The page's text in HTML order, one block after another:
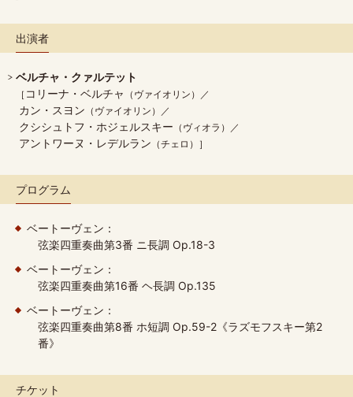
出演者
ベルチャ・クァルテット
コリーナ・ベルチャ （ヴァイオリン）
カン・スヨン （ヴァイオリン）
クシシュトフ・ホジェルスキー （ヴィオラ）
アントワーヌ・レデルラン （チェロ）
プログラム
ベートーヴェン：
弦楽四重奏曲第3番 ニ長調 Op.18-3
ベートーヴェン：
弦楽四重奏曲第16番 ヘ長調 Op.135
ベートーヴェン：
弦楽四重奏曲第8番 ホ短調 Op.59-2《ラズモフスキー第2
番》
チケット